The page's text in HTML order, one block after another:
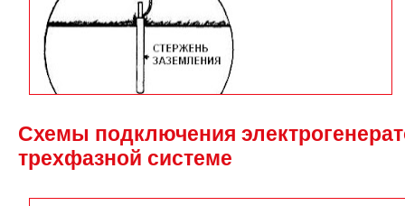
Схемы подключения
трехфазной системе